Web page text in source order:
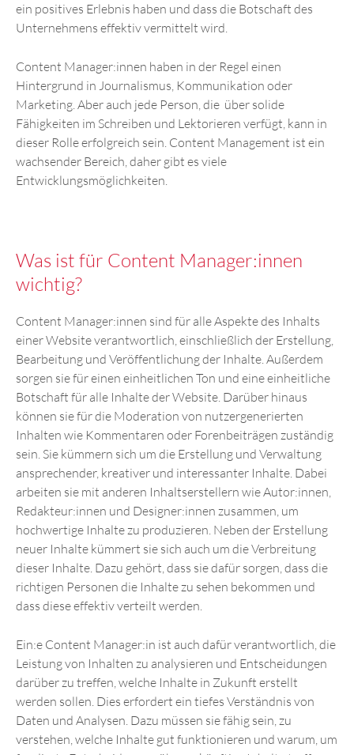
ein positives Erlebnis haben und dass die Botschaft des
Unternehmens effektiv vermittelt wird.
Content Manager:innen haben in der Regel einen
Hintergrund in Journalismus, Kommunikation oder
Marketing. Aber auch jede Person, die über solide
Fähigkeiten im Schreiben und Lektorieren verfügt, kann in
dieser Rolle erfolgreich sein. Content Management ist ein
wachsender Bereich, daher gibt es viele
Entwicklungsmöglichkeiten.
Was ist für Content Manager:innen
wichtig?
Content Manager:innen sind für alle Aspekte des Inhalts
einer Website verantwortlich, einschließlich der Erstellung,
Bearbeitung und Veröffentlichung der Inhalte. Außerdem
sorgen sie für einen einheitlichen Ton und eine einheitliche
Botschaft für alle Inhalte der Website. Darüber hinaus
können sie für die Moderation von nutzergenerierten
Inhalten wie Kommentaren oder Forenbeiträgen zuständig
sein. Sie kümmern sich um die Erstellung und Verwaltung
ansprechender, kreativer und interessanter Inhalte. Dabei
arbeiten sie mit anderen Inhaltserstellern wie Autor:innen,
Redakteur:innen und Designer:innen zusammen, um
hochwertige Inhalte zu produzieren. Neben der Erstellung
neuer Inhalte kümmert sie sich auch um die Verbreitung
dieser Inhalte. Dazu gehört, dass sie dafür sorgen, dass die
richtigen Personen die Inhalte zu sehen bekommen und
dass diese effektiv verteilt werden.
Ein:e Content Manager:in ist auch dafür verantwortlich, die
Leistung von Inhalten zu analysieren und Entscheidungen
darüber zu treffen, welche Inhalte in Zukunft erstellt
werden sollen. Dies erfordert ein tiefes Verständnis von
Daten und Analysen. Dazu müssen sie fähig sein, zu
verstehen, welche Inhalte gut funktionieren und warum, um